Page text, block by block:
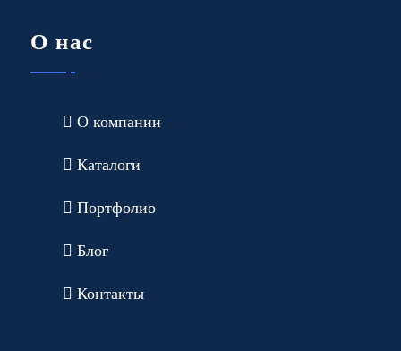
О нас
О компании
Каталоги
Портфолио
Блог
Контакты